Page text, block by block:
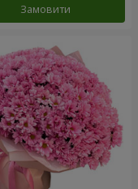
Замовити